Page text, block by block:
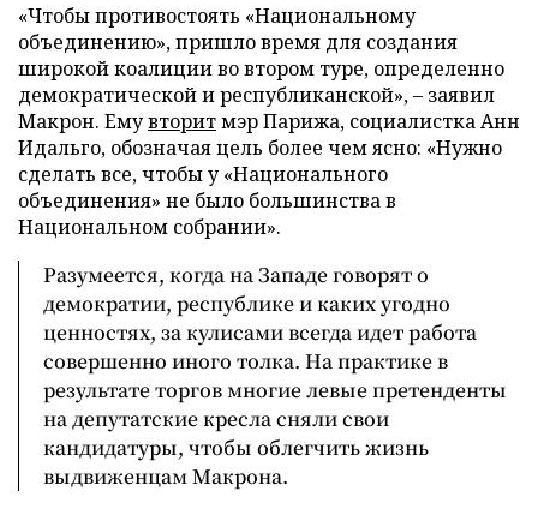
«Чтобы противостоять «Национальному
объединению», пришло время для создания
широкой коалиции во втором туре, определенно
демократической и республиканской», – заявил
Макрон. Емувторитмэр Парижа, социалистка Анн
Идальго, обозначая цель более чем ясно: «Нужно
сделать все, чтобы у «Национального
объединения» не было большинства в
Национальном собрании».
Разумеется, когда на Западе говорят о
демократии, республике и каких угодно
ценностях, за кулисами всегда идет работа
совершенно иного толка. На практике в
результате торгов многие левые претенденты
на депутатские кресла сняли свои
кандидатуры, чтобы облегчить жизнь
выдвиженцам Макрона.